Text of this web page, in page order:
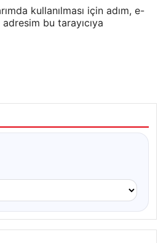
kullanılması için adım, e-
bu tarayıcıya